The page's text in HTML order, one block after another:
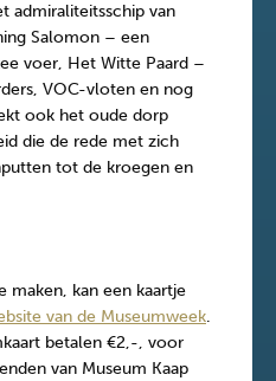
admiraliteitsschip van
Salomon – een
voer, Het Witte Paard –
VOC-vloten en nog
ook het oude dorp
die de rede met zich
tot de kroegen en
kan een kaartje
van de Museumweek.
betalen €2,-, voor
van Museum Kaap